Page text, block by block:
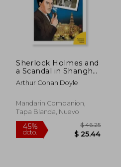
dcto.
Sherlock Holmes and
a Scandal in Shanghai:
Mandarin Companion
Graded Readers Level
Edition
Arthur Conan Doyle
Mandarin Companion,
Tapa Blanda, Nuevo